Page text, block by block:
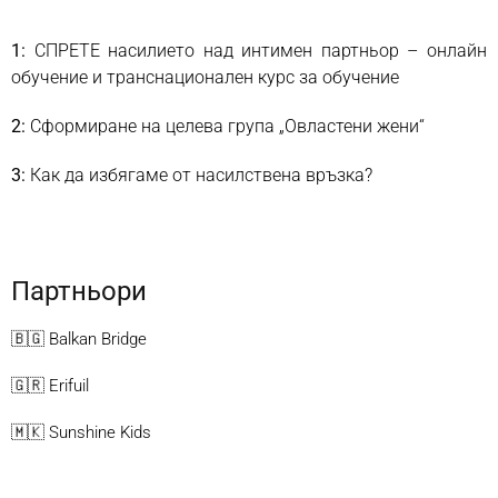
1: СПРЕТЕ насилието над интимен партньор – онлайн
обучение и транснационален курс за обучение
2: Сформиране на целева група „Овластени жени“
3: Как да избягаме от насилствена връзка?
Партньори
🇧🇬 Balkan Bridge
🇬🇷 Erifuil
🇲🇰 Sunshine Kids